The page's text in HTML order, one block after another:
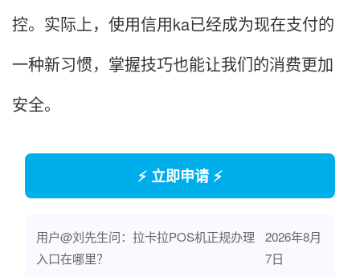
控。实际上，使用信用ka已经成为现在支付的
一种新习惯，掌握技巧也能让我们的消费更加
安全。
⚡ 立即申请 ⚡
用户@刘先生问：拉卡拉POS机正规办理
入口在哪里？
2026年8月
7日